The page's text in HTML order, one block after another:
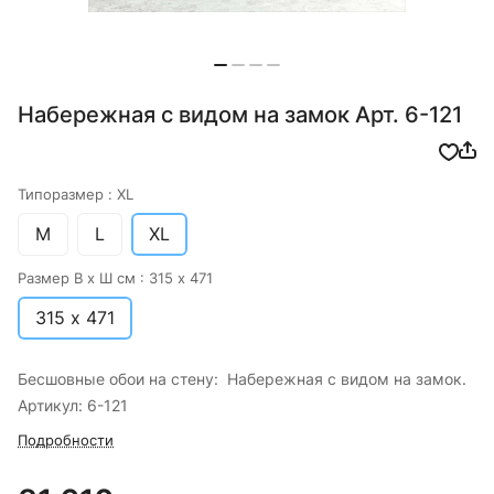
Набережная с видом на замок Арт. 6-121
Типоразмер : XL
M L XL
Размер В х Ш см : 315 х 471
315 х 471
Бесшовные обои на стену: Набережная с видом на замок.
Артикул: 6-121
Подробности